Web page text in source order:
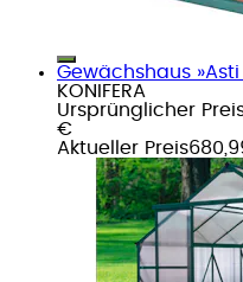
Gewächshaus »Asti
KONIFERA
Ursprünglicher
€
Aktueller Preis